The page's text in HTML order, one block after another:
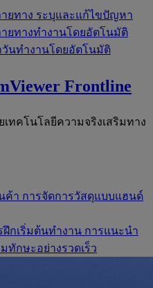
ยทาง ระบุและแก้ไขปัญหา
ยทางทำงานโดยอัตโนมัติ
นทำงานโดยอัตโนมัติ
Frontline
ทคโนโลยีความจริงเสริมทาง
ค้า การจัดการวัสดุแบบแฮนด์
กเริ่มต้นทำงาน การแนะนำ
ทักษะอย่างรวดเร็ว